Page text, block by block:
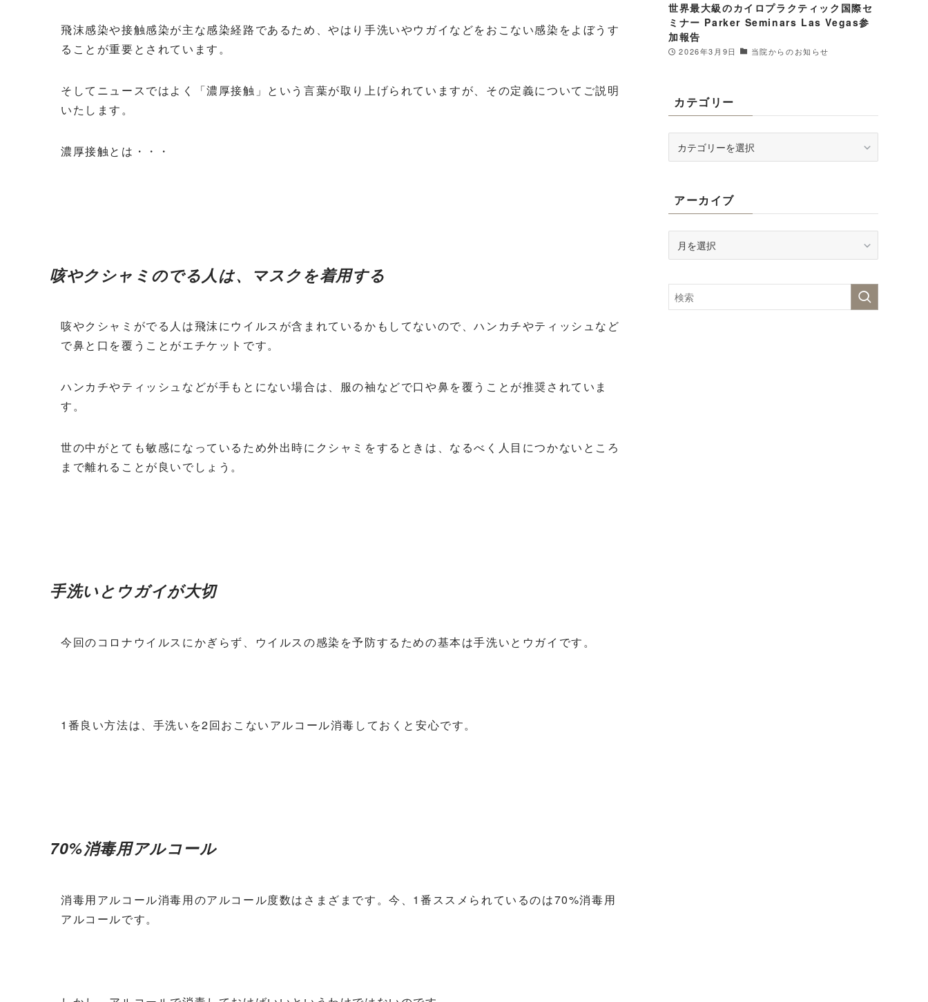
飛沫感染や接触感染が主な感染経路であるため、やはり手洗いやウガイなどをおこない感染をよぼうす
ることが重要とされています。
そしてニュースではよく「濃厚接触」という言葉が取り上げられていますが、その定義についてご説明
いたします。
濃厚接触とは・・・
咳やクシャミのでる人は、マスクを着用する
咳やクシャミがでる人は飛沫にウイルスが含まれているかもしてないので、ハンカチやティッシュなど
で鼻と口を覆うことがエチケットです。
ハンカチやティッシュなどが手もとにない場合は、服の袖などで口や鼻を覆うことが推奨されていま
す。
世の中がとても敏感になっているため外出時にクシャミをするときは、なるべく人目につかないところ
まで離れることが良いでしょう。
手洗いとウガイが大切
今回のコロナウイルスにかぎらず、ウイルスの感染を予防するための基本は手洗いとウガイです。
1番良い方法は、手洗いを2回おこないアルコール消毒しておくと安心です。
70%消毒用アルコール
消毒用アルコール消毒用のアルコール度数はさまざまです。今、1番ススメられているのは70%消毒用
アルコールです。
世界最大級のカイロプラクティック国際セ
ミナー Parker Seminars Las Vegas参
加報告
2026年3月9日 当院からのお知らせ
カテゴリー
テ
ー
アーカイブ
ー
イ
ブ